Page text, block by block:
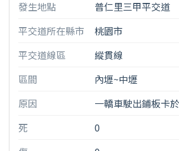
發生地點
普仁里三甲平交道
平交道所在縣市
桃園市
平交道線區
縱貫線
區間
內壢~中壢
原因
一轎車駛出鋪板卡
死
0